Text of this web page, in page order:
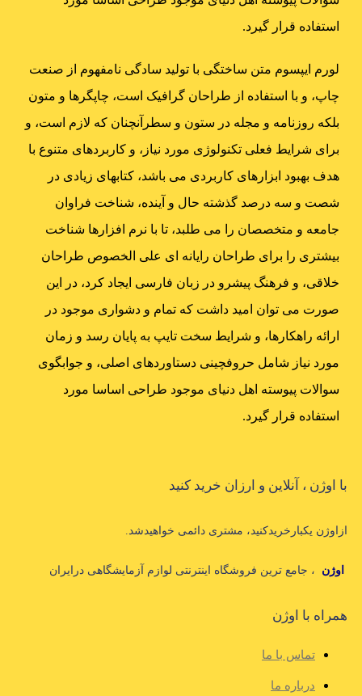
استفاده قرار گیرد.
لورم ایپسوم متن ساختگی با تولید سادگی نامفهوم از صنعت
چاپ، و با استفاده از طراحان گرافیک است، چاپگرها و متون
بلکه روزنامه و مجله در ستون و سطرآنچنان که لازم است، و
برای شرایط فعلی تکنولوژی مورد نیاز، و کاربردهای متنوع با
هدف بهبود ابزارهای کاربردی می باشد، کتابهای زیادی در
شصت و سه درصد گذشته حال و آینده، شناخت فراوان
جامعه و متخصصان را می طلبد، تا با نرم افزارها شناخت
بیشتری را برای طراحان رایانه ای علی الخصوص طراحان
خلاقی، و فرهنگ پیشرو در زبان فارسی ایجاد کرد، در این
صورت می توان امید داشت که تمام و دشواری موجود در
ارائه راهکارها، و شرایط سخت تایپ به پایان رسد و زمان
مورد نیاز شامل حروفچینی دستاوردهای اصلی، و جوابگوی
سوالات پیوسته اهل دنیای موجود طراحی اساسا مورد
استفاده قرار گیرد.
با اوژن ، آنلاین و ارزان خرید کنید
ازاوژن یکبارخریدکنید، مشتری دائمی خواهیدشد.
اوژن ، جامع ترین فروشگاه اینترنتی لوازم آزمایشگاهی درایران
همراه با اوژن
تماس با ما
درباره ما